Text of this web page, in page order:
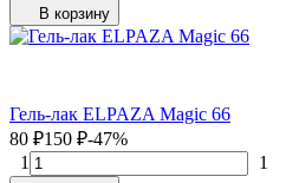
В корзину
Гель-лак ELPAZA Magic 66
80 ₽150 ₽-47%
1
1